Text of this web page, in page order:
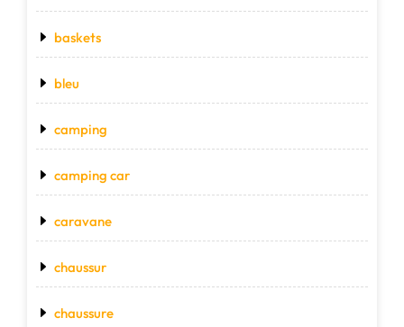
baskets
bleu
camping
camping car
caravane
chaussur
chaussure